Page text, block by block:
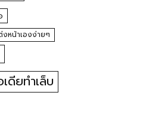
งหน้าเองง่ายๆ
เดียทำเล็บ